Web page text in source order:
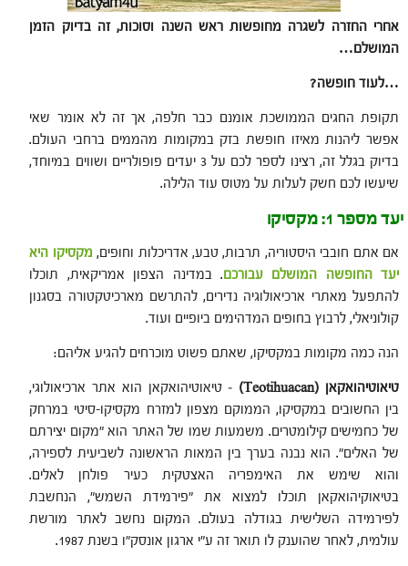
אחרי החזרה לשגרה מחופשות ראש השנה וסוכות, זה בדיוק הזמן
המושלם…
…לעוד חופשה?
תקופת החגים הממושכת אומנם כבר חלפה, אך זה לא אומר שאי
אפשר ליהנות מאיזו חופשת בזק במקומות מהממים ברחבי העולם.
בדיוק בגלל זה, רצינו לספר לכם על 3 יעדים פופולריים ושווים במיוחד,
שיעשו לכם חשק לעלות על מטוס עוד הלילה.
יעד מספר 1: מקסיקו
אם אתם חובבי היסטוריה, תרבות, טבע, אדריכלות וחופים, מקסיקו היא
יעד החופשה המושלם עבורכם. במדינה הצפון אמריקאית, תוכלו
להתפעל מאתרי ארכיאולוגיה נדירים, להתרשם מארכיטקטורה בסגנון
קולוניאלי, לרבוץ בחופים המדהימים ביופיים ועוד.
הנה כמה מקומות במקסיקו, שאתם פשוט מוכרחים להגיע אליהם:
טיאוטיהואקאן (Teotihuacan
) – טיאוטיהואקאן הוא אתר ארכיאולוגי,
בין החשובים במקסיקו, הממוקם מצפון למזרח מקסיקו-סיטי במרחק
של כחמישים קילומטרים. משמעות שמו של האתר הוא "מקום יצירתם
של האלים". הוא נבנה בערך בין המאות הראשונה לשביעית לספירה,
והוא שימש את האימפריה האצטקית כעיר פולחן לאלים.
בטיאוקיהואקאן תוכלו למצוא את "פירמידת השמש", הנחשבת
לפירמידה השלישית בגודלה בעולם. המקום נחשב לאתר מורשת
עולמית, לאחר שהוענק לו תואר זה ע"י ארגון אונסק"ו בשנת 1987.